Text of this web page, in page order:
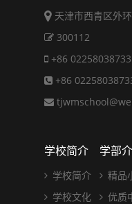
天津市西青区外
300112
+86 02258038733
+86
学校简介
学校简介
学校文化
学部
精品
优质